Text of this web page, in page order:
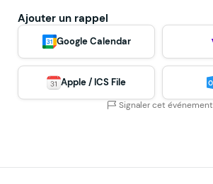
Ajouter un rappel
Google Calendar
Apple / ICS File
Signaler cet événement